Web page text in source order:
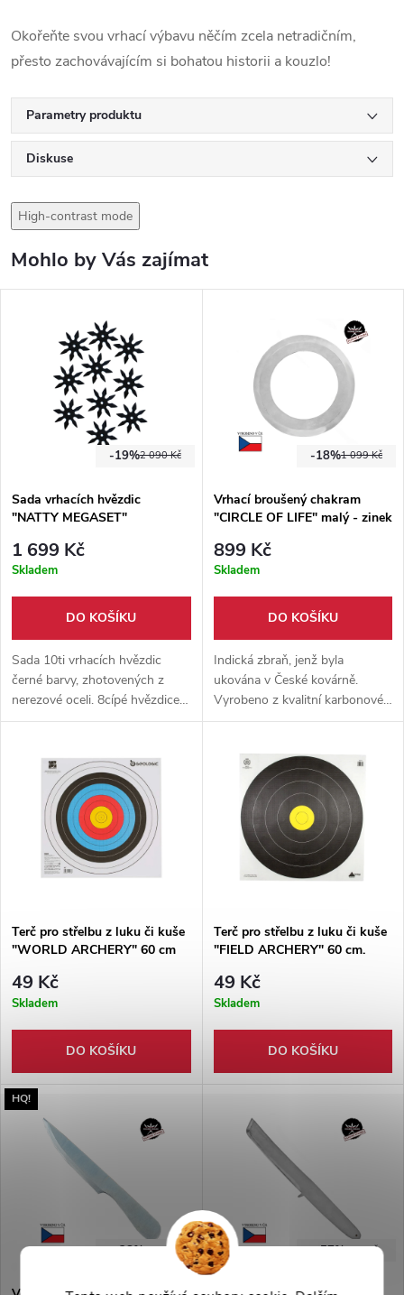
Okořeňte svou vrhací výbavu něčím zcela netradičním,
přesto zachovávajícím si bohatou historii a kouzlo!
Parametry produktu
Diskuse
High-contrast mode
Mohlo by Vás zajímat
2 090 Kč
-19%
Sada vrhacích hvězdic
"NATTY MEGASET"
1 699 Kč
Skladem
DO KOŠÍKU
Sada 10ti vrhacích hvězdic
černé barvy, zhotovených z
nerezové oceli. 8cípé hvězdice,
každá ve svém přenosném
bezpečně na opasku.
1 099 Kč
-18%
Vrhací broušený chakram
"CIRCLE OF LIFE" malý - zinek
899 Kč
Skladem
DO KOŠÍKU
Indická zbraň, jenž byla
ukována v České kovárně.
Vyrobeno z kvalitní karbonové
oceli 11523 o tloušťce 3 mm.
Terč pro střelbu z luku či kuše
"WORLD ARCHERY" 60 cm
49 Kč
Skladem
DO KOŠÍKU
Terč pro střelbu z luku či kuše
"FIELD ARCHERY" 60 cm.
49 Kč
Skladem
DO KOŠÍKU
HQ!
799 Kč
-38% 699 Kč
-57%